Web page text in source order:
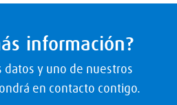
información?
datos y uno de nuestros
en contacto contigo.